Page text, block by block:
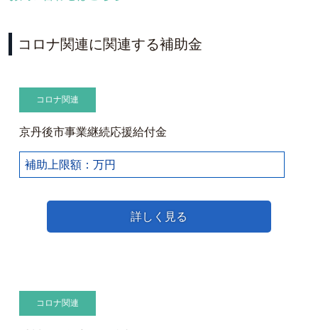
コロナ関連に関連する補助金
コロナ関連
京丹後市事業継続応援給付金
補助上限額：万円
詳しく見る
コロナ関連